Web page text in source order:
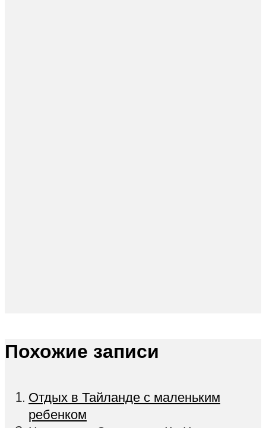
Похожие записи
Отдых в Тайланде с маленьким
ребенком